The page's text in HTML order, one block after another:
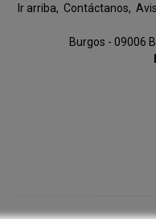
Ir arriba Contáctanos
Burgos - 09006